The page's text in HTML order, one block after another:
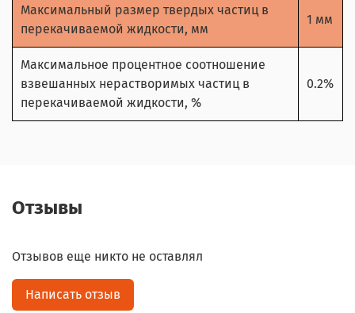
Максимальный размер твердых частиц в
перекачиваемой жидкости, мм
1 мм
Максимальное процентное соотношение
взвешанных нерастворимых частиц в
перекачиваемой жидкости, %
0.2%
Отзывы
Отзывов еще никто не оставлял
Написать отзыв